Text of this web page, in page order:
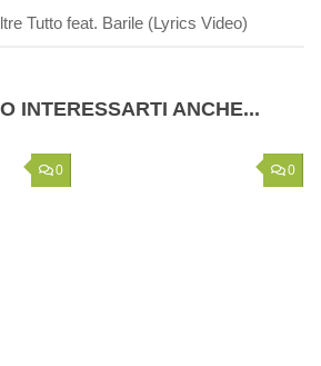
Tutto feat. Barile (Lyrics Video)
INTERESSARTI ANCHE...
0 0